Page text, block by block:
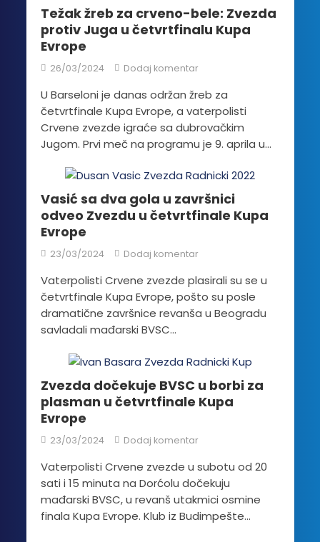
Težak žreb za crveno-bele: Zvezda
protiv Juga u četvrtfinalu Kupa
Evrope
26/03/2024 Dodaj komentar
U Barseloni je danas održan žreb za
četvrtfinale Kupa Evrope, a vaterpolisti
Crvene zvezde igraće sa dubrovačkim
Jugom. Prvi meč na programu je 9. aprila u...
Vasić sa dva gola u završnici
odveo Zvezdu u četvrtfinale Kupa
Evrope
23/03/2024 Dodaj komentar
Vaterpolisti Crvene zvezde plasirali su se u
četvrtfinale Kupa Evrope, pošto su posle
dramatične završnice revanša u Beogradu
savladali mađarski BVSC...
Zvezda dočekuje BVSC u borbi za
plasman u četvrtfinale Kupa
Evrope
23/03/2024 Dodaj komentar
Vaterpolisti Crvene zvezde u subotu od 20
sati i 15 minuta na Dorćolu dočekuju
mađarski BVSC, u revanš utakmici osmine
finala Kupa Evrope. Klub iz Budimpešte...